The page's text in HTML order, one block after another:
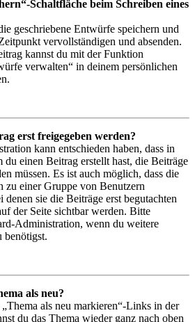
Schaltfläche beim Schreiben eines
geschriebene Entwürfe speichern und
vervollständigen und absenden.
kannst du mit der Funktion
verwalten“ in deinem persönlichen
erst freigegeben werden?
kann entschieden haben, dass in
du einen Beitrag erstellt hast, die Beiträge
müssen. Es ist auch möglich, dass die
zu einer Gruppe von Benutzern
denen sie die Beiträge erst begutachten
der Seite sichtbar werden. Bitte
Administration, wenn du weitere
benötigst.
als neu?
als neu markieren“-Links in der
du das Thema wieder ganz nach oben